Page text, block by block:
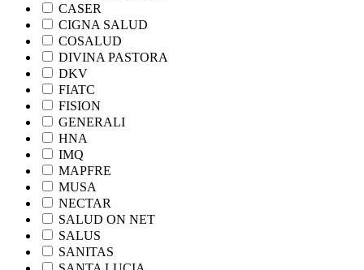
CASER
CIGNA SALUD
COSALUD
DIVINA PASTORA
DKV
FIATC
FISION
GENERALI
HNA
IMQ
MAPFRE
MUSA
NECTAR
SALUD ON NET
SALUS
SANITAS